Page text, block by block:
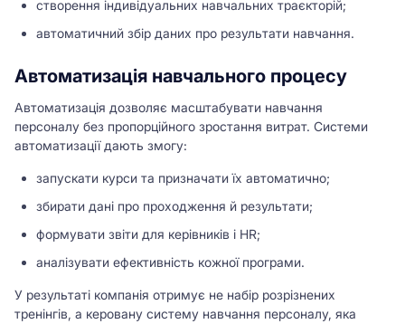
створення індивідуальних навчальних траєкторій;
автоматичний збір даних про результати навчання.
Автоматизація навчального процесу
Автоматизація дозволяє масштабувати навчання
персоналу без пропорційного зростання витрат. Системи
автоматизації дають змогу:
запускати курси та призначати їх автоматично;
збирати дані про проходження й результати;
формувати звіти для керівників і HR;
аналізувати ефективність кожної програми.
У результаті компанія отримує не набір розрізнених
тренінгів, а керовану систему навчання персоналу, яка